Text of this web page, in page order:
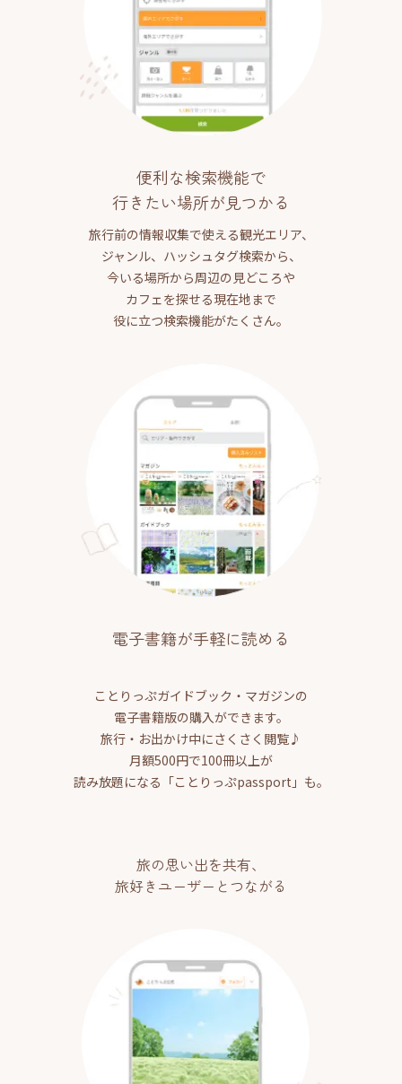
便利な検索機能で
行きたい場所が見つかる
旅行前の情報収集で使える観光エリア、
ジャンル、ハッシュタグ検索から、
今いる場所から周辺の見どころや
カフェを探せる現在地まで
役に立つ検索機能がたくさん。
電子書籍が手軽に読める
ことりっぷガイドブック・マガジンの
電子書籍版の購入ができます。
旅行・お出かけ中にさくさく閲覧♪
月額500円で100冊以上が
読み放題になる「ことりっぷpassport」も。
旅の思い出を共有、
旅好きユーザーとつながる